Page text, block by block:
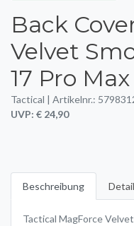
Back
Velvet
17 Pro
Tactical | Artikelnr.:
UVP: € 24,90
Beschreibung
Tactical MagForce